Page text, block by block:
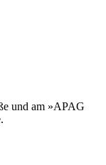
und am »APAG